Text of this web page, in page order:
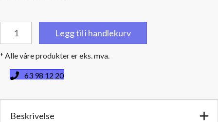
mm.innv.diam.
3-
lags
turboslange
Legg til i handlekurv
* Alle våre produkter er eks. mva.
63 98 12 20
Beskrivelse